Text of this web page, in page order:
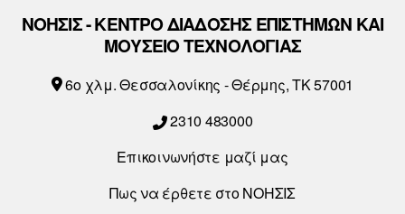
ΝΟΗΣΙΣ - ΚΕΝΤΡΟ ΔΙΑΔΟΣΗΣ ΕΠΙΣΤΗΜΩΝ ΚΑΙ
ΜΟΥΣΕΙΟ ΤΕΧΝΟΛΟΓΙΑΣ
6o χλμ. Θεσσαλονίκης - Θέρμης, ΤΚ 57001
2310 483000
Επικοινωνήστε μαζί μας
Πως να έρθετε στο ΝΟΗΣΙΣ